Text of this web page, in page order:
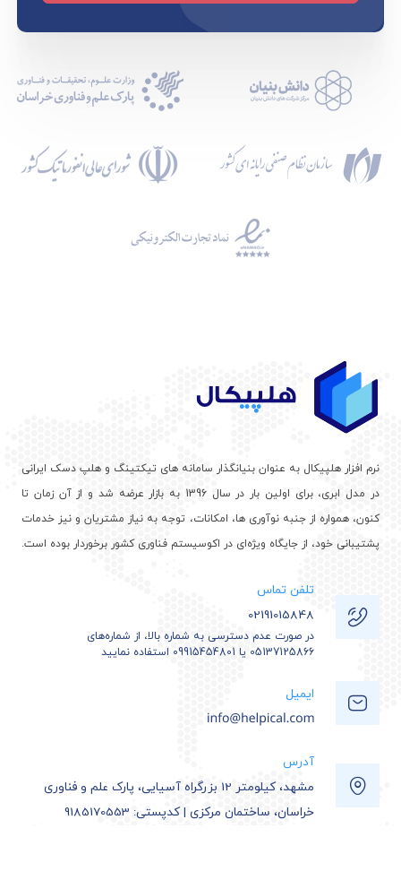
نرم افزار هلپیکال به عنوان بنیانگذار سامانه های تیکتینگ و هلپ دسک ایرانی
در مدل ابری، برای اولین بار در سال 1396 به بازار عرضه شد و از آن زمان تا
کنون، همواره از جنبه نوآوری ها، امکانات، توجه به نیاز مشتریان و نیز خدمات
پشتیبانی خود، از جایگاه ویژه‌ای در اکوسیستم فناوری کشور برخوردار بوده است.
تلفن تماس
02191015848
در صورت عدم دسترسی به شماره بالا، از شماره‌های
05137125866 یا 09915454801 استفاده نمایید
ایمیل
آدرس
مشهد، کیلومتر 12 بزرگراه آسیایی، پارک علم و فناوری
خراسان، ساختمان مرکزی | کدپستی: 9185170553